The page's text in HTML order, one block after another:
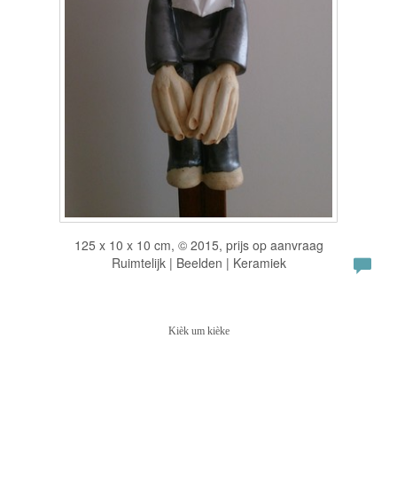
125 x 10 x 10 cm, © 2015, prijs op aanvraag
Ruimtelijk | Beelden | Keramiek
Kièk um kièke